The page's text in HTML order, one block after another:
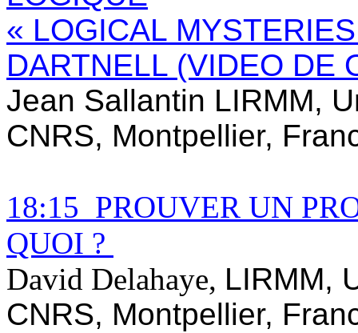
« LOGICAL
DARTNELL (VIDEO DE
Jean Sallantin LIRMM,
CNRS, Montpellier,
18:15 PROUVER UN
QUOI ?
David Delahaye, LIRMM,
CNRS, Montpellier,